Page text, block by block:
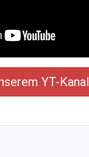
YT-Kanal